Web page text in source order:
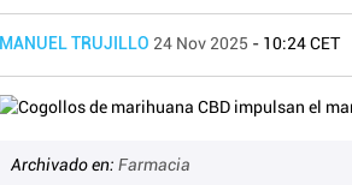
MANUEL TRUJILLO 24 Nov 2025 - 10:24 CET
Archivado en: Farmacia